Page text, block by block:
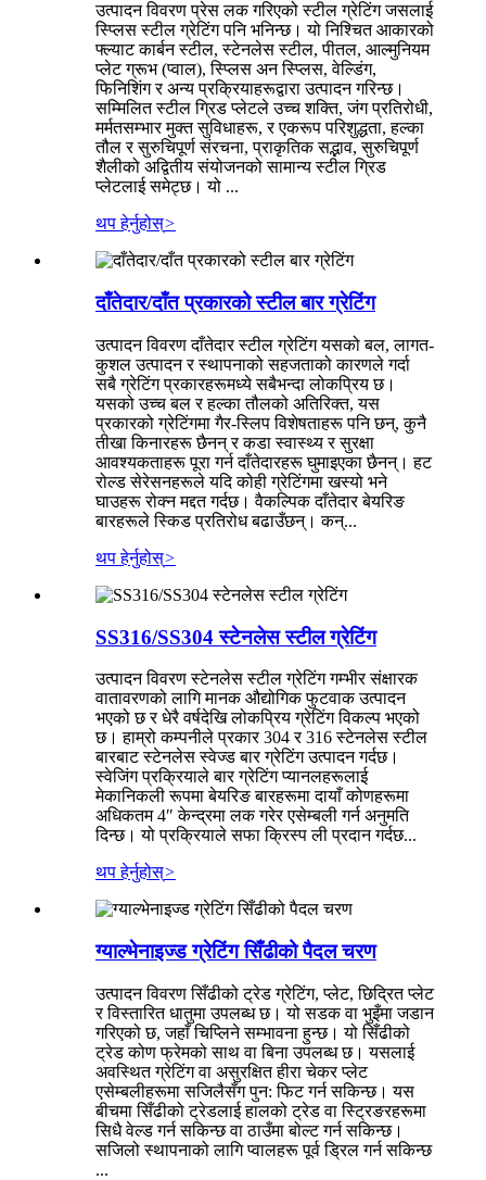
उत्पादन विवरण प्रेस लक गरिएको स्टील ग्रेटिंग जसलाई
स्प्लिस स्टील ग्रेटिंग पनि भनिन्छ। यो निश्चित आकारको
फ्ल्याट कार्बन स्टील, स्टेनलेस स्टील, पीतल, आल्मुनियम
प्लेट ग्रूभ (प्वाल), स्प्लिस अन स्प्लिस, वेल्डिंग,
फिनिशिंग र अन्य प्रक्रियाहरूद्वारा उत्पादन गरिन्छ।
सम्मिलित स्टील ग्रिड प्लेटले उच्च शक्ति, जंग प्रतिरोधी,
मर्मतसम्भार मुक्त सुविधाहरू, र एकरूप परिशुद्धता, हल्का
तौल र सुरुचिपूर्ण संरचना, प्राकृतिक सद्भाव, सुरुचिपूर्ण
शैलीको अद्वितीय संयोजनको सामान्य स्टील ग्रिड
प्लेटलाई समेट्छ। यो ...
थप हेर्नुहोस्>
दाँतेदार/दाँत प्रकारको स्टील बार ग्रेटिंग
उत्पादन विवरण दाँतेदार स्टील ग्रेटिंग यसको बल, लागत-
कुशल उत्पादन र स्थापनाको सहजताको कारणले गर्दा
सबै ग्रेटिंग प्रकारहरूमध्ये सबैभन्दा लोकप्रिय छ।
यसको उच्च बल र हल्का तौलको अतिरिक्त, यस
प्रकारको ग्रेटिंगमा गैर-स्लिप विशेषताहरू पनि छन्, कुनै
तीखा किनारहरू छैनन् र कडा स्वास्थ्य र सुरक्षा
आवश्यकताहरू पूरा गर्न दाँतेदारहरू घुमाइएका छैनन्। हट
रोल्ड सेरेसनहरूले यदि कोही ग्रेटिंगमा खस्यो भने
घाउहरू रोक्न मद्दत गर्दछ। वैकल्पिक दाँतेदार बेयरिङ
बारहरूले स्किड प्रतिरोध बढाउँछन्। कन्...
थप हेर्नुहोस्>
SS316/SS304 स्टेनलेस स्टील ग्रेटिंग
उत्पादन विवरण स्टेनलेस स्टील ग्रेटिंग गम्भीर संक्षारक
वातावरणको लागि मानक औद्योगिक फुटवाक उत्पादन
भएको छ र धेरै वर्षदेखि लोकप्रिय ग्रेटिंग विकल्प भएको
छ। हाम्रो कम्पनीले प्रकार 304 र 316 स्टेनलेस स्टील
बारबाट स्टेनलेस स्वेज्ड बार ग्रेटिंग उत्पादन गर्दछ।
स्वेजिंग प्रक्रियाले बार ग्रेटिंग प्यानलहरूलाई
मेकानिकली रूपमा बेयरिङ बारहरूमा दायाँ कोणहरूमा
अधिकतम 4″ केन्द्रमा लक गरेर एसेम्बली गर्न अनुमति
दिन्छ। यो प्रक्रियाले सफा क्रिस्प ली प्रदान गर्दछ...
थप हेर्नुहोस्>
ग्याल्भेनाइज्ड ग्रेटिंग सिँढीको पैदल चरण
उत्पादन विवरण सिँढीको ट्रेड ग्रेटिंग, प्लेट, छिद्रित प्लेट
र विस्तारित धातुमा उपलब्ध छ। यो सडक वा भुइँमा जडान
गरिएको छ, जहाँ चिप्लिने सम्भावना हुन्छ। यो सिँढीको
ट्रेड कोण फ्रेमको साथ वा बिना उपलब्ध छ। यसलाई
अवस्थित ग्रेटिंग वा असुरक्षित हीरा चेकर प्लेट
एसेम्बलीहरूमा सजिलैसँग पुन: फिट गर्न सकिन्छ। यस
बीचमा सिँढीको ट्रेडलाई हालको ट्रेड वा स्ट्रिङरहरूमा
सिधै वेल्ड गर्न सकिन्छ वा ठाउँमा बोल्ट गर्न सकिन्छ।
सजिलो स्थापनाको लागि प्वालहरू पूर्व ड्रिल गर्न सकिन्छ
...